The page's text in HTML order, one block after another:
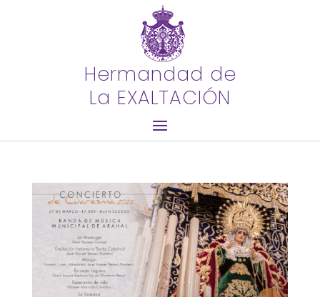
Hermandad de
La EXALTACIÓN